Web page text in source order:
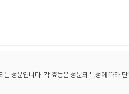
성분입니다. 각 효능은 성분의 특성에 따라